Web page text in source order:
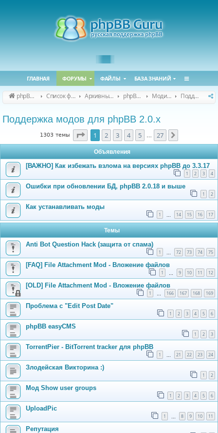
ГЛАВНАЯ ФОРУМЫ ФАЙЛЫ БАЗА ЗНАНИЙ
phpBB Guru Список форумов Архивные форумы phpBB 2.0.x (архив) Модификация phpBB 2.0.x Поддержка модов для phpBB 2.0.x
Поддержка модов для phpBB 2.0.x
1303 темы Страница 1 из27
1 2 3 4 5 27
Объявления
[ВАЖНО] Как избежать взлома на версиях phpBB до 3.3.17
1 2 3 4
Ошибки при обновлении БД, phpBB 2.0.18 и выше
1 2
Как устанавливать моды
1 14 15 16 17
Темы
Anti Bot Question Hack (защита от спама)
1 72 73 74 75
[FAQ] File Attachment Mod - Вложение файлов
1 9 10 11 12
[OLD] File Attachment Mod - Вложение файлов
1 166 167 168 169
Проблема с "Edit Post Date"
1 2 3 4 5 6
phpBB easyCMS
1 2 3
TorrentPier - BitTorrent tracker для phpBB
1 21 22 23 24
Злодейская Викторина :)
1 2
Мод Show user groups
1 2 3 4 5 6
UploadPic
1 8 9 10 11
Репутация